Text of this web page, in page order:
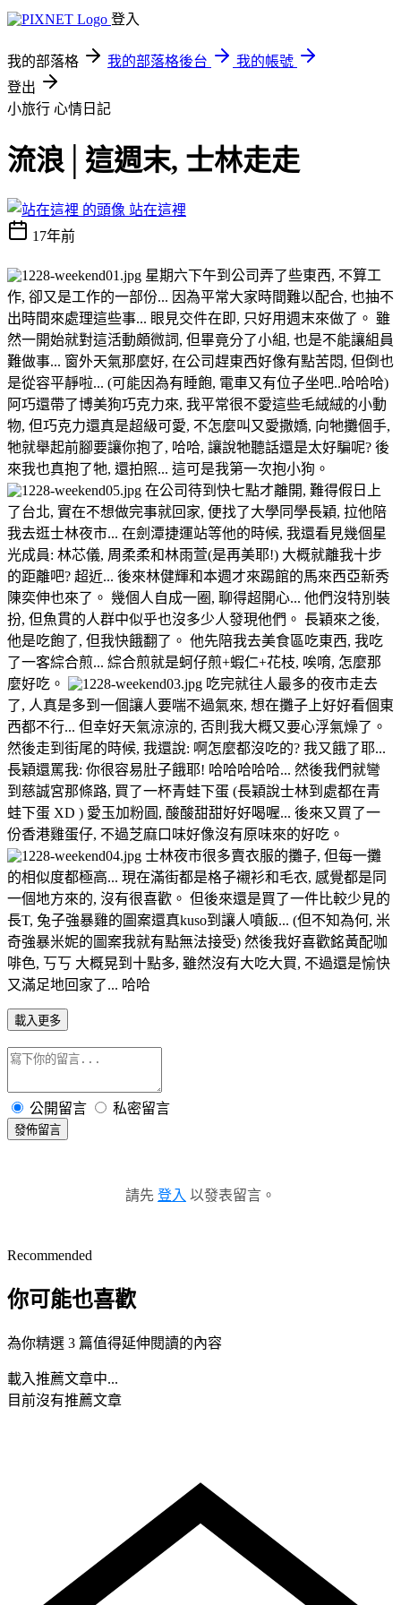
登入
我的部落格 我的部落格後台
我的帳號
登出
小旅行 心情日記
流浪│這週末, 士林走走
站在這裡
17年前
星期六下午到公司弄了些東西, 不算工
作, 卻又是工作的一部份... 因為平常大家時間難以配合, 也抽不
出時間來處理這些事... 眼見交件在即, 只好用週末來做了。 雖
然一開始就對這活動頗微詞, 但畢竟分了小組, 也是不能讓組員
難做事... 窗外天氣那麼好, 在公司趕東西好像有點苦悶, 但倒也
是從容平靜啦... (可能因為有睡飽, 電車又有位子坐吧..哈哈哈)
阿巧還帶了博美狗巧克力來, 我平常很不愛這些毛絨絨的小動
物, 但巧克力還真是超級可愛, 不怎麼叫又愛撒嬌, 向牠攤個手,
牠就舉起前腳要讓你抱了, 哈哈, 讓說牠聽話還是太好騙呢? 後
來我也真抱了牠, 還拍照... 這可是我第一次抱小狗。
在公司待到快七點才離開, 難得假日上
了台北, 實在不想做完事就回家, 便找了大學同學長穎, 拉他陪
我去逛士林夜市... 在劍潭捷運站等他的時候, 我還看見幾個星
光成員: 林芯儀, 周柔柔和林雨萱(是再美耶!) 大概就離我十步
的距離吧? 超近... 後來林健輝和本週才來踢館的馬來西亞新秀
陳奕伸也來了。 幾個人自成一圈, 聊得超開心... 他們沒特別裝
扮, 但魚貫的人群中似乎也沒多少人發現他們。 長穎來之後,
他是吃飽了, 但我快餓翻了。 他先陪我去美食區吃東西, 我吃
了一客綜合煎... 綜合煎就是蚵仔煎+蝦仁+花枝, 唉唷, 怎麼那
麼好吃。
吃完就往人最多的夜市走去
了, 人真是多到一個讓人要喘不過氣來, 想在攤子上好好看個東
西都不行... 但幸好天氣涼涼的, 否則我大概又要心浮氣燥了。
然後走到街尾的時候, 我還說: 啊怎麼都沒吃的? 我又餓了耶...
長穎還罵我: 你很容易肚子餓耶! 哈哈哈哈哈... 然後我們就彎
到慈誠宮那條路, 買了一杯青蛙下蛋 (長穎說士林到處都在青
蛙下蛋 XD ) 愛玉加粉圓, 酸酸甜甜好好喝喔... 後來又買了一
份香港雞蛋仔, 不過芝麻口味好像沒有原味來的好吃。
士林夜市很多賣衣服的攤子, 但每一攤
的相似度都極高... 現在滿街都是格子襯衫和毛衣, 感覺都是同
一個地方來的, 沒有很喜歡。 但後來還是買了一件比較少見的
長T, 兔子強暴雞的圖案還真kuso到讓人噴飯... (但不知為何, 米
奇強暴米妮的圖案我就有點無法接受) 然後我好喜歡銘黃配咖
啡色, 丂丂 大概晃到十點多, 雖然沒有大吃大買, 不過還是愉快
又滿足地回家了... 哈哈
載入更多
公開留言 私密留言
發佈留言
請先 登入 以發表留言。
Recommended
你可能也喜歡
為你精選 3 篇值得延伸閱讀的內容
載入推薦文章中...
目前沒有推薦文章